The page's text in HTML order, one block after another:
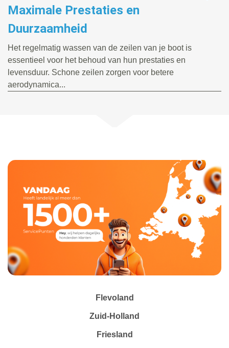
Maximale Prestaties en
Duurzaamheid
Het regelmatig wassen van de zeilen van je boot is
essentieel voor het behoud van hun prestaties en
levensduur. Schone zeilen zorgen voor betere
aerodynamica...
Flevoland
Zuid-Holland
Friesland